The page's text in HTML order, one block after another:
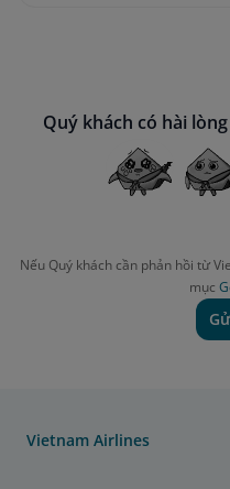
Quý khách có hài
Nếu Quý khách cần phản hồi từ
mục
Vietnam Airlines